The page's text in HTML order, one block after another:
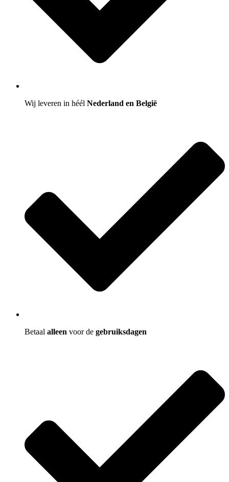
Wij leveren in héél Nederland en België
Betaal alleen voor de gebruiksdagen